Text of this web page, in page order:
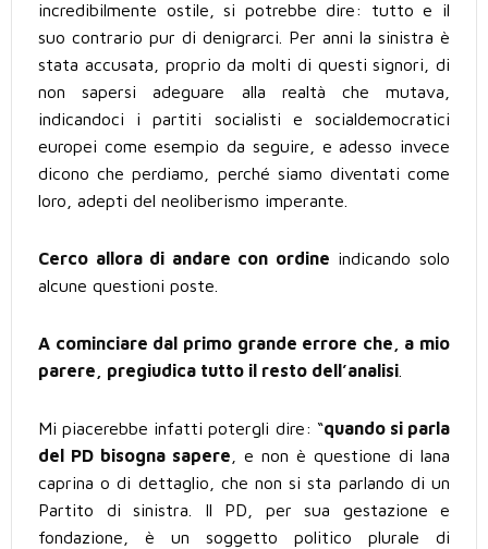
incredibilmente ostile, si potrebbe dire: tutto e il
suo contrario pur di denigrarci. Per anni la sinistra è
stata accusata, proprio da molti di questi signori, di
non sapersi adeguare alla realtà che mutava,
indicandoci i partiti socialisti e socialdemocratici
europei come esempio da seguire, e adesso invece
dicono che perdiamo, perché siamo diventati come
loro, adepti del neoliberismo imperante.
Cerco allora di andare con ordine indicando solo
alcune questioni poste.
A cominciare dal primo grande errore che, a mio
parere, pregiudica tutto il resto dell’analisi
Mi piacerebbe infatti potergli dire: “quando si parla
del PD bisogna sapere , e non è questione di lana
caprina o di dettaglio, che non si sta parlando di un
Partito di sinistra. Il PD, per sua gestazione e
fondazione, è un soggetto politico plurale di